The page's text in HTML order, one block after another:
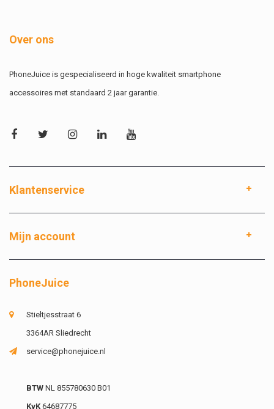
Over ons
PhoneJuice is gespecialiseerd in hoge kwaliteit smartphone
accessoires met standaard 2 jaar garantie.
Klantenservice
Mijn account
PhoneJuice
Stieltjesstraat 6
3364AR Sliedrecht
service@phonejuice.nl
BTW NL 855780630 B01
KvK 64687775